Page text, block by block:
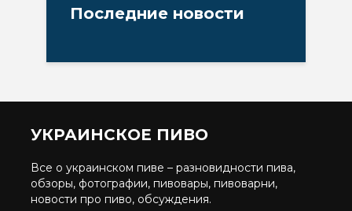
Последние новости
УКРАИНСКОЕ ПИВО
Все о украинском пиве – разновидности пива,
обзоры, фотографии, пивовары, пивоварни,
новости про пиво, обсуждения.